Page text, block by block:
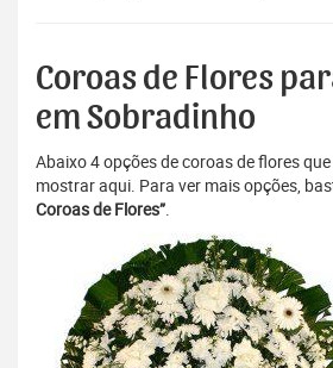
Coroas de Flores
em Sobradinho
Abaixo 4 opções de coroas de flores
mostrar aqui. Para ver mais opções,
Coroas de Flores”.